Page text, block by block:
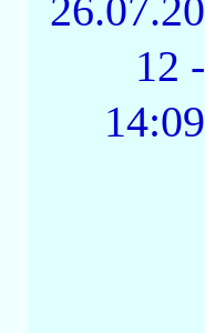
26.07.20
12 -
14:09